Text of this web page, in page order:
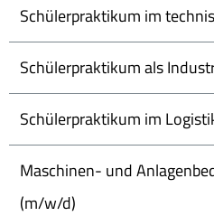
Schülerpraktikum im
Schülerpraktikum als
Schülerpraktikum im
Maschinen- und
(m/w/d)